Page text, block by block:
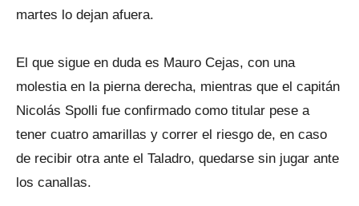
martes lo dejan afuera.
El que sigue en duda es Mauro Cejas, con una
molestia en la pierna derecha, mientras que el capitán
Nicolás Spolli fue confirmado como titular pese a
tener cuatro amarillas y correr el riesgo de, en caso
de recibir otra ante el Taladro, quedarse sin jugar ante
los canallas.